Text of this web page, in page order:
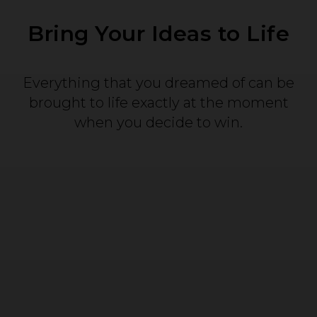
Bring Your Ideas to Life
Everything that you dreamed of can be
brought to life exactly at the moment
when you decide to win.